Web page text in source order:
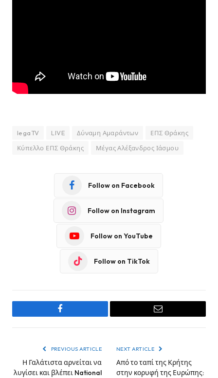
legaTV LIVE Δύναμη Αμαράντων
ΕΠΣ Θράκης
Κύπελλο ΕΠΣ Θράκης
Μέγας Αλέξανδρος Ιάσμου
Follow on Facebook
Follow on Instagram
Follow on YouTube
Follow on TikTok
Facebook Email
PREVIOUS ARTICLE
Η Γαλάτιστα αρνείται να
λυγίσει και βλέπει National
NEXT ARTICLE
Από το ταπί της Κρήτης
στην κορυφή της Ευρώπης: